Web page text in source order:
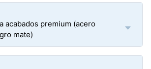
acabados premium (acero
mate)